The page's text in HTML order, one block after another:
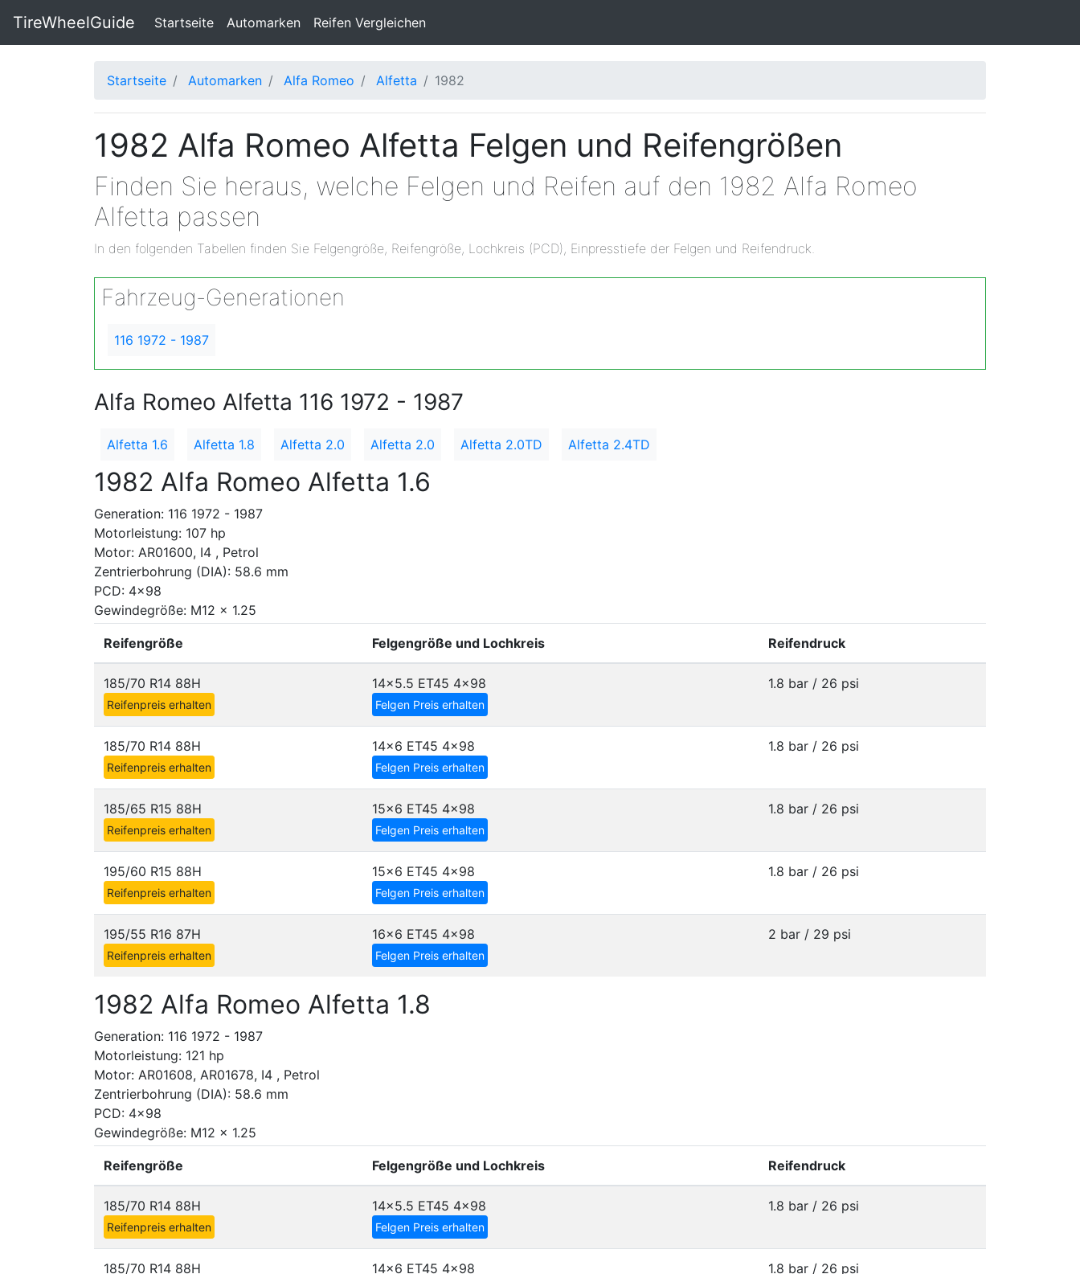
TireWheelGuide Startseite(current)
Automarken Reifen Vergleichen
Startseite Automarken Alfa Romeo Alfetta 1982
1982 Alfa Romeo Alfetta Felgen und Reifengrößen
Finden Sie heraus, welche Felgen und Reifen auf den 1982 Alfa Romeo
Alfetta passen
In den folgenden Tabellen finden Sie Felgengröße, Reifengröße, Lochkreis (PCD), Einpresstiefe der Felgen und Reifendruck.
Fahrzeug-Generationen
116 1972 - 1987
Alfa Romeo Alfetta 116 1972 - 1987
Alfetta 1.6 Alfetta 1.8 Alfetta 2.0 Alfetta 2.0 Alfetta 2.0TD Alfetta 2.4TD
1982 Alfa Romeo Alfetta 1.6
Generation: 116 1972 - 1987
Motorleistung: 107 hp
Motor: AR01600, I4 , Petrol
Zentrierbohrung (DIA): 58.6 mm
PCD: 4x98
Gewindegröße: M12 x 1.25
Reifengröße Felgengröße und Lochkreis Reifendruck
185/70 R14 88H
Reifenpreis erhalten
14x5.5 ET45 4x98
Felgen Preis erhalten
1.8 bar / 26 psi
185/70 R14 88H
Reifenpreis erhalten
14x6 ET45 4x98
Felgen Preis erhalten
1.8 bar / 26 psi
185/65 R15 88H
Reifenpreis erhalten
15x6 ET45 4x98
Felgen Preis erhalten
1.8 bar / 26 psi
195/60 R15 88H
Reifenpreis erhalten
15x6 ET45 4x98
Felgen Preis erhalten
1.8 bar / 26 psi
195/55 R16 87H
Reifenpreis erhalten
16x6 ET45 4x98
Felgen Preis erhalten
2 bar / 29 psi
1982 Alfa Romeo Alfetta 1.8
Generation: 116 1972 - 1987
Motorleistung: 121 hp
Motor: AR01608, AR01678, I4 , Petrol
Zentrierbohrung (DIA): 58.6 mm
PCD: 4x98
Gewindegröße: M12 x 1.25
Reifengröße Felgengröße und Lochkreis Reifendruck
185/70 R14 88H
Reifenpreis erhalten
14x5.5 ET45 4x98
Felgen Preis erhalten
1.8 bar / 26 psi
185/70 R14 88H 14x6 ET45 4x98 1.8 bar / 26 psi